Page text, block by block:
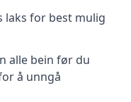
laks for best mulig
alle bein før du
å unngå